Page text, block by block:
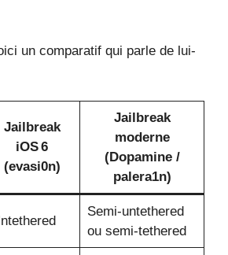
un comparatif qui parle de lui-
Jailbreak
iOS 6
(evasi0n)
Jailbreak
moderne
(Dopamine /
palera1n)
Semi-untethered
ou semi-tethered